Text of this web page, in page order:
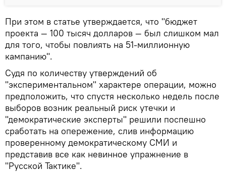
При этом в статье утверждается, что "бюджет
проекта — 100 тысяч долларов — был слишком мал
для того, чтобы повлиять на 51-миллионную
кампанию".
Судя по количеству утверждений об
"экспериментальном" характере операции, можно
предположить, что спустя несколько недель после
выборов возник реальный риск утечки и
"демократические эксперты" решили поспешно
сработать на опережение, слив информацию
проверенному демократическому СМИ и
представив все как невинное упражнение в
"Русской Тактике".